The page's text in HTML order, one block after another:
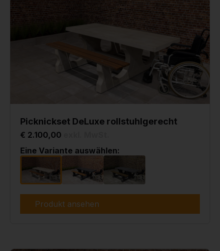
Picknickset DeLuxe rollstuhlgerecht
€ 2.100,00
Eine Variante auswählen:
Produkt ansehen